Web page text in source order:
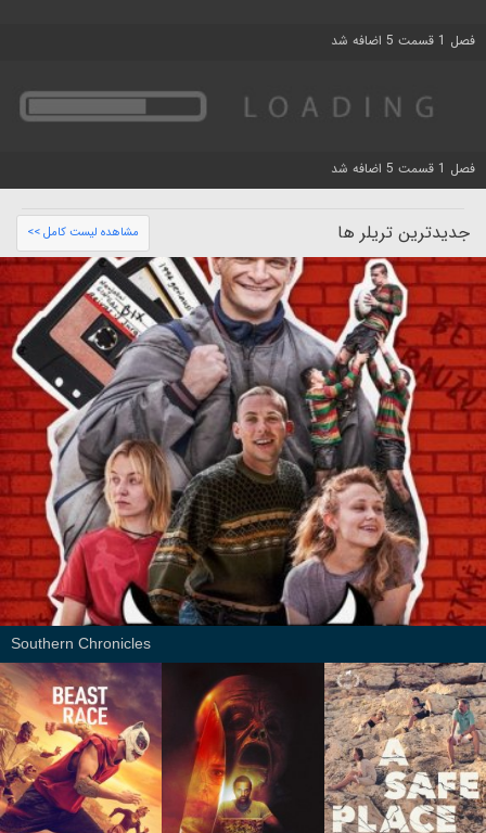
فصل 1 قسمت 5 اضافه شد
فصل 1 قسمت 5 اضافه شد
جدیدترین تریلر ها مشاهده لیست کامل >>
Southern Chronicles